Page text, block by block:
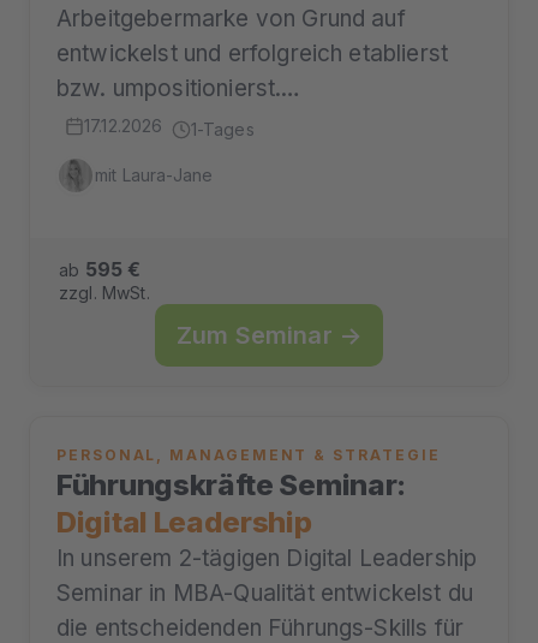
Arbeitgebermarke von Grund auf
entwickelst und erfolgreich etablierst
bzw. umpositionierst.…
17.12.2026 1-Tages
mit Laura-Jane
ab 595 €
zzgl. MwSt.
Zum Seminar →
PERSONAL, MANAGEMENT & STRATEGIE
Führungskräfte Seminar:
Digital Leadership
In unserem 2-tägigen Digital Leadership
Seminar in MBA-Qualität entwickelst du
die entscheidenden Führungs-Skills für